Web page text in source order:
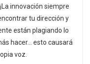
innovación siempre
tu dirección y
están plagiando lo
hacer… esto causará
voz.